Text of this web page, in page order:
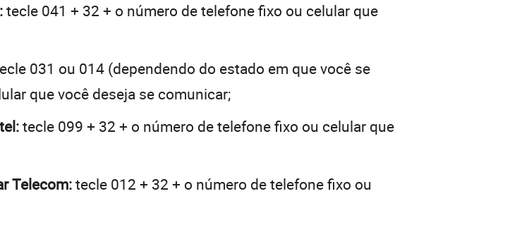
tecle 041 + 32 + o número de telefone fixo ou celular que
031 ou 014 (dependendo do estado em que você se
que você deseja se comunicar;
tecle 099 + 32 + o número de telefone fixo ou celular que
Telecom:tecle 012 + 32 + o número de telefone fixo ou